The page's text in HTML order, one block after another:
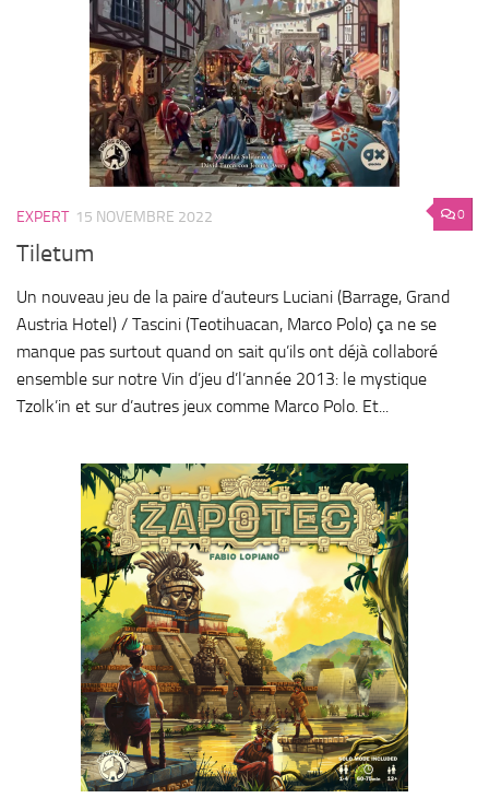
0
EXPERT 15 NOVEMBRE 2022
Tiletum
Un nouveau jeu de la paire d’auteurs Luciani (Barrage, Grand
Austria Hotel) / Tascini (Teotihuacan, Marco Polo) ça ne se
manque pas surtout quand on sait qu’ils ont déjà collaboré
ensemble sur notre Vin d’jeu d’l’année 2013: le mystique
Tzolk’in et sur d’autres jeux comme Marco Polo. Et...